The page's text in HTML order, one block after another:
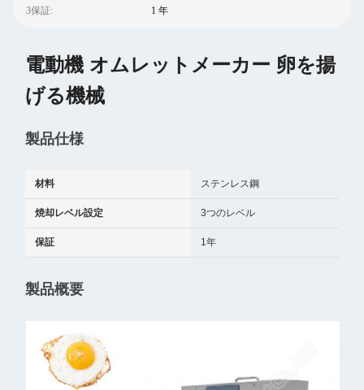
3保証: 1 年
電動機 オムレットメーカー 卵を揚
げる機械
製品仕様
材料 ステンレス鋼
焼却レベル設定 3つのレベル
保証 1年
製品概要